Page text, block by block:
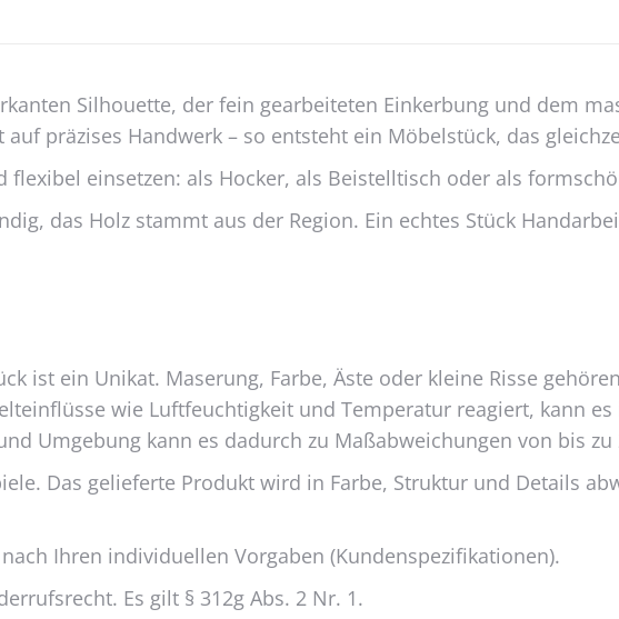
Silhouette, der fein gearbeiteten Einkerbung und dem
präzises Handwerk – so entsteht ein Möbelstück, das
einsetzen: als Hocker, als Beistelltisch oder als
das Holz stammt aus der Region. Ein echtes Stück
ist ein Unikat. Maserung, Farbe, Äste oder kleine Risse
wie Luftfeuchtigkeit und Temperatur reagiert, kann
Umgebung kann es dadurch zu Maßabweichungen von bis
Das gelieferte Produkt wird in Farbe, Struktur und Details
Ihren individuellen Vorgaben (Kundenspezifikationen).
Es gilt § 312g Abs. 2 Nr. 1.